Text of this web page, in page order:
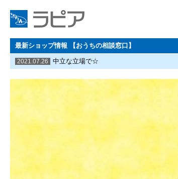
最新ショップ情報 【おうちの相談窓口】
2021.07.26 中立な立場で☆